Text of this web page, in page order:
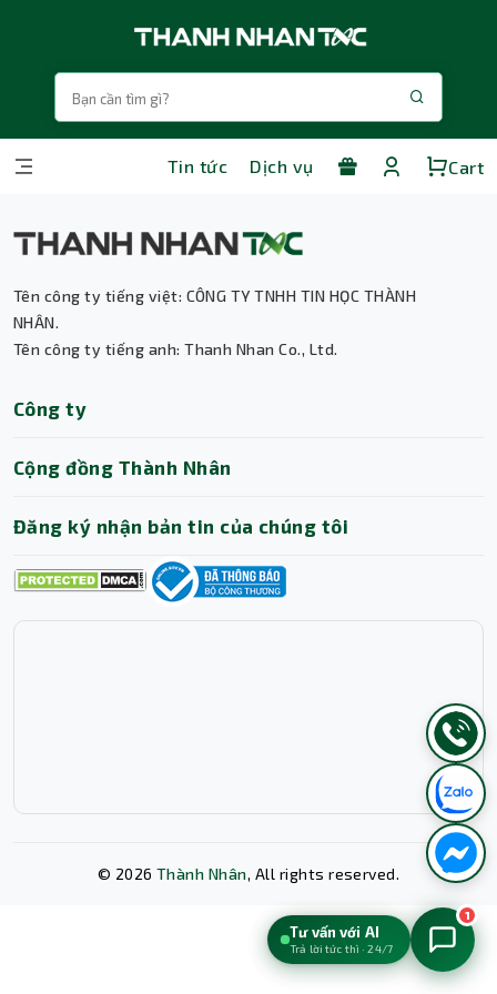
Tin tức Dịch vụ Cart
Tên công ty tiếng việt: CÔNG TY TNHH TIN HỌC THÀNH
NHÂN.
Tên công ty tiếng anh: Thanh Nhan Co., Ltd.
Công ty
Cộng đồng Thành Nhân
Đăng ký nhận bản tin của chúng tôi
© 2026 Thành Nhân, All rights reserved.
Thành Nhân TNC
Tư vấn với AI
Trả lời tức thì · 24/7
1